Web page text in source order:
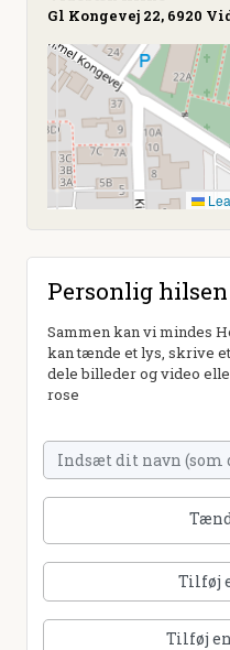
Gl Kongevej 22, 6920
Personlig hilsen
Sammen kan vi mindes
kan tænde et lys, skrive
dele billeder og video
rose
Tilføj
Tilføj